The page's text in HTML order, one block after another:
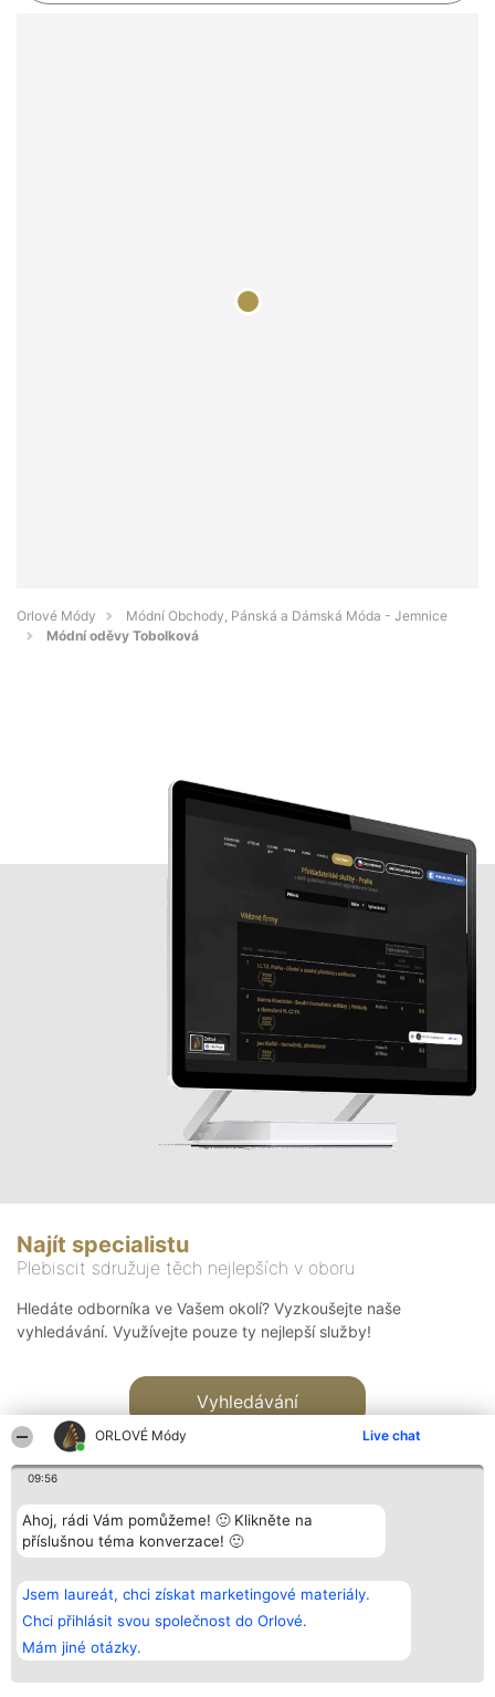
ORLOVÉ Módy Live chat
09:56
Ahoj, rádi Vám pomůžeme! 🙂 Klikněte na
příslušnou téma konverzace! 🙂
Jsem laureát, chci získat marketingové materiály.
Chci přihlásit svou společnost do Orlové.
Mám jiné otázky.
Orlové Módy
Módní Obchody, Pánská a Dámská Móda - Jemnice
Módní oděvy Tobolková
Najít specialistu
Plebiscit sdružuje těch nejlepších v oboru
Hledáte odborníka ve Vašem okolí? Vyzkoušejte naše
vyhledávání. Využívejte pouze ty nejlepší služby!
Vyhledávání
Bright Side Solutions sp. z o.
o. sp. k.
ul. Ruska 22
Wrocław 50-079
KRS 0000749100 | Regon
381313360 | NIP 8943132676
Vítězové
Seznam všech
laureátů
Zásady
Zásady
Kontakt